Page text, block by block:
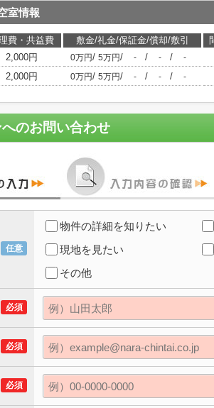
室情報
費・共益費 敷金/礼金/保証金/償却/敷引
2,000円 0万円/ 5万円/ - / - / -
2,000円 0万円/ 5万円/ - / - / -
へのお問い合わせ
任意
物件の詳細を知りたい
現地を見たい
その他
必須
必須
必須